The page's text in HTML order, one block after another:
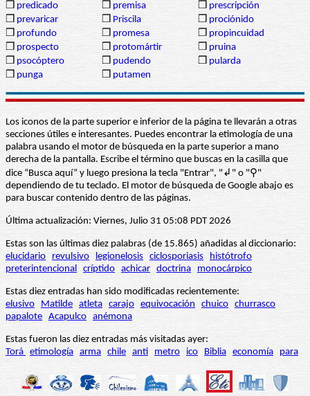
❒ predicado ❒ premisa ❒ prescripción
❒ prevaricar ❒ Priscila ❒ prociónido
❒ profundo ❒ promesa ❒ propincuidad
❒ prospecto ❒ protomártir ❒ pruina
❒ psocóptero ❒ pudendo ❒ pularda
❒ punga ❒ putamen
Los iconos de la parte superior e inferior de la página te llevarán a otras
secciones útiles e interesantes. Puedes encontrar la etimología de una
palabra usando el motor de búsqueda en la parte superior a mano
derecha de la pantalla. Escribe el término que buscas en la casilla que
dice “Busca aquí” y luego presiona la tecla "Entrar", "↲" o "⚲"
dependiendo de tu teclado. El motor de búsqueda de Google abajo es
para buscar contenido dentro de las páginas.
Última actualización: Viernes, Julio 31 05:08 PDT 2026
Estas son las últimas diez palabras (de 15.865) añadidas al diccionario:
elucidario
revulsivo legionelosis ciclosporiasis
histótrofo
preterintencional críptido achicar doctrina monocárpico
Estas diez entradas han sido modificadas recientemente:
elusivo
Matilde atleta carajo equivocación chuico churrasco
papalote Acapulco anémona
Estas fueron las diez entradas más visitadas ayer:
Torá etimología arma chile anti metro ico Biblia economía para